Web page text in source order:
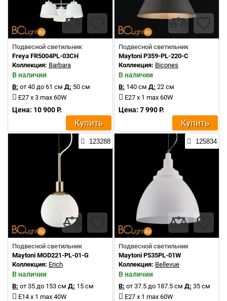
Подвесной светильник
Freya FR5004PL-03CH
Коллекция: Barbara
В наличии
В: от 40 до 61 см Д: 50 см
E27 x 3 max 60W
Цена: 10 900 Р.
Купить
Подвесной светильник
Maytoni P359-PL-220-C
Коллекция: Bicones
В наличии
В: 140 см Д: 22 см
E27 x 1 max 60W
Цена: 7 990 Р.
Купить
123288
Подвесной светильник
Maytoni MOD221-PL-01-G
Коллекция: Erich
В наличии
В: от 35 до 153 см Д: 15 см
E14 x 1 max 40W
125834
Подвесной светильник
Maytoni P535PL-01W
Коллекция: Bellevue
В наличии
В: от 37.5 до 187.5 см Д: 35 см
E27 x 1 max 60W